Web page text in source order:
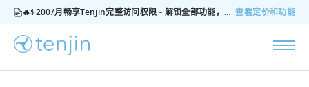
🔥$200/月畅享Tenjin完整访问权限 - 解锁全部功能，无隐藏费用，随时可取消 查看定价和功能